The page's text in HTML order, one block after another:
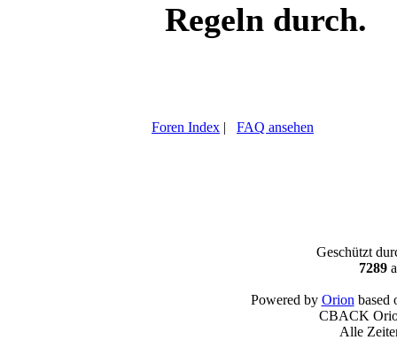
Regeln durch.
Foren Index | FAQ ansehen
Geschützt
7289
Powered by Orion based
CBACK
Alle